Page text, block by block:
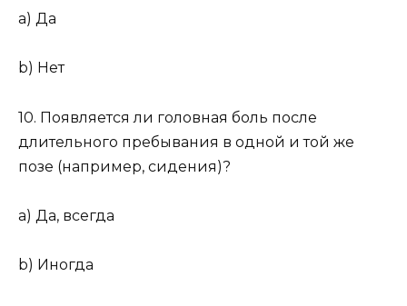
a) Да
b) Нет
10. Появляется ли головная боль после
длительного пребывания в одной и той же
позе (например, сидения)?
a) Да, всегда
b) Иногда